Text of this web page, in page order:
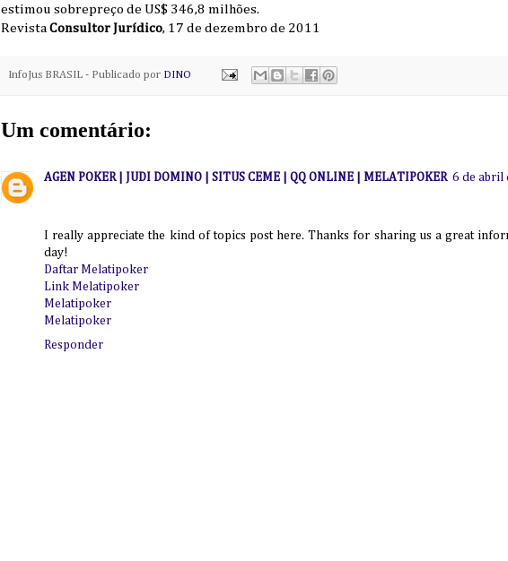
estimou sobrepreço de US$ 346,8 milhões.
Revista Consultor Jurídico, 17 de dezembro de 2011
InfoJus BRASIL - Publicado por DINO
Um comentário:
AGEN POKER | JUDI DOMINO | SITUS CEME | QQ ONLINE | MELATIPOKER 6 de abril
I really appreciate the kind of topics post here. Thanks for sharing us a great
day!
Daftar Melatipoker
Link Melatipoker
Melatipoker
Melatipoker
Responder